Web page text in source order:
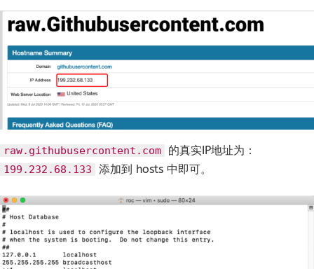
raw.githubusercontent.com 的真实IP地址为：
199.232.68.133 添加到 hosts 中即可。